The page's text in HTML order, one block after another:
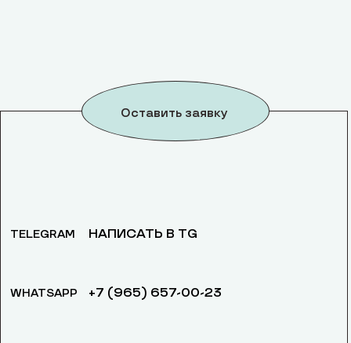
Оставить заявку
TELEGRAM
WHATSAPP
НАПИСАТЬ В TG
+7 (965) 657-00-23